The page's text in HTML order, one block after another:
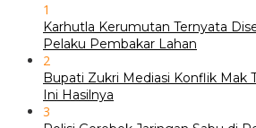
1
Karhutla Kerumutan Ternyata
Pelaku Pembakar Lahan
2
Bupati Zukri Mediasi Konflik Mak
Ini Hasilnya
3